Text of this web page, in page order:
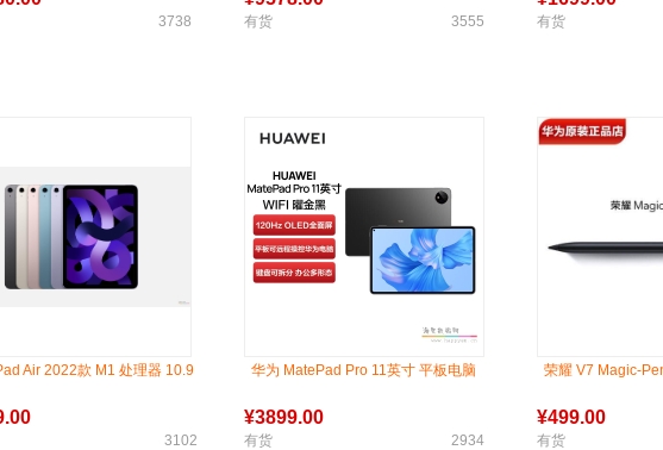
3738 有货 3555 有货
Air 2022款 M1 处理器 10.9
3102
华为 MatePad Pro 11英寸 平板电脑
¥3899.00
有货 2934
荣耀 V7 Magic-
¥499.00
有货